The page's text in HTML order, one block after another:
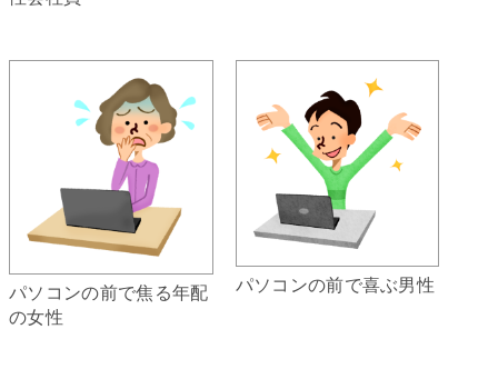
パソコンの前で焦る年配
の女性
パソコンの前で喜ぶ男性